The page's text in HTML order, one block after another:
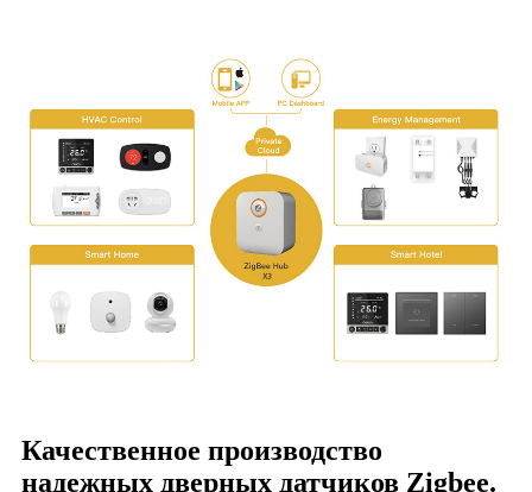
Качественное производство
надежных дверных датчиков Zigbee.